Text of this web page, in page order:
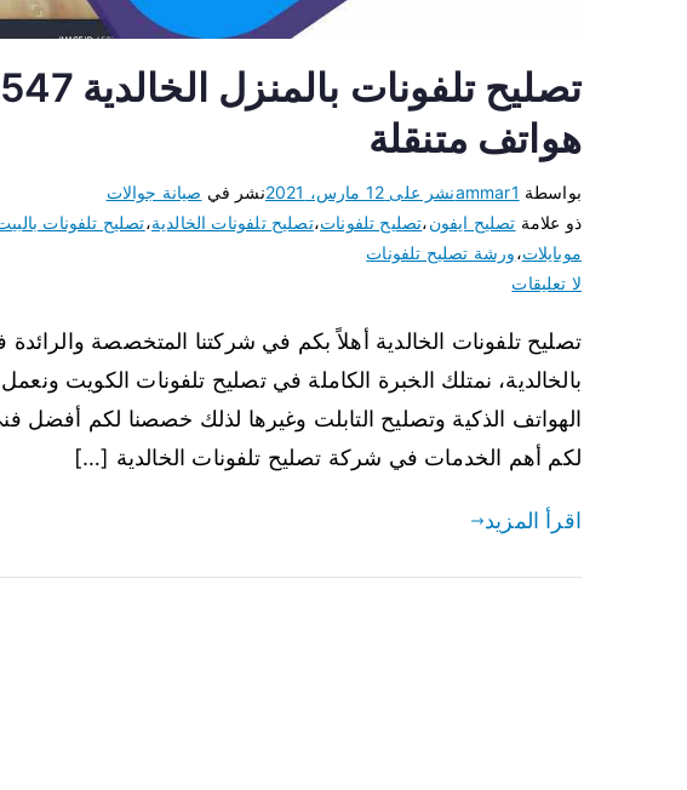
هواتف متنقلة
بواسطة ammar1نشر على 12 مارس، 2021 نشر في صيانة جوالات
ذو علامة تصليح ايفون،تصليح تلفونات،تصليح تلفونات الخالدية،تصليح تلفونات
موبايلات،ورشة تصليح تلفونات
لا تعليقات
تصليح تلفونات الخالدية أهلاً بكم في شركتنا المتخصصة
بالخالدية، نمتلك الخبرة الكاملة في تصليح تلفونات الكويت
الهواتف الذكية وتصليح التابلت وغيرها لذلك خصصنا لكم أفضل
لكم أهم الخدمات في شركة تصليح تلفونات الخالدية […]
اقرأ المزيد